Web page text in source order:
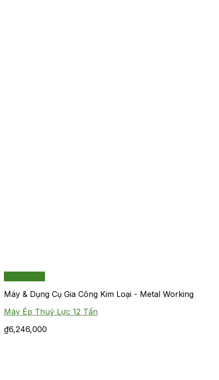
Máy & Dụng Cụ Gia Công Kim Loại - Metal Working
Máy Ép Thuỷ Lực 12 Tấn
₫6,246,000